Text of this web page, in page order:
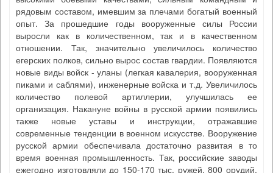
рядовым составом, имевшим за плечами богатый военный
опыт. За прошедшие годы вооруженные силы России
выросли как в количественном, так и в качественном
отношении. Так, значительно увеличилось количество
егерских полков, сильно вырос состав гвардии. Появляются
новые виды войск - уланы (легкая кавалерия, вооруженная
пиками и саблями), инженерные войска и т.д. Увеличилось
количество полевой артиллерии, улучшилась ее
организация. Накануне войны в русской армии появились
также новые уставы и инструкции, отражавшие
современные тенденции в военном искусстве. Вооружение
русской армии обеспечивала достаточно развитая в то
время военная промышленность. Так, российские заводы
ежегодно изготовляли до 150-170 тыс. ружей, 800 орудий,